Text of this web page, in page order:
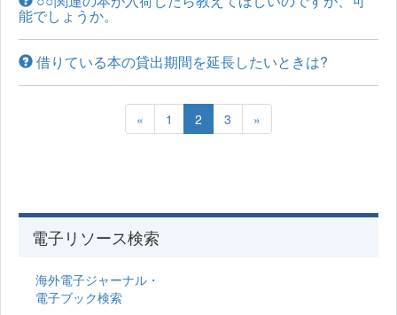
能でしょうか。
借りている本の貸出期間を延長したいときは?
« 1 2 3 »
電子リソース検索
海外電子ジャーナル・
電子ブック検索